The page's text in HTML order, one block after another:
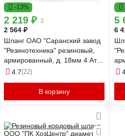
-13%
2 219 ₽
2 564 ₽
Шланг ОАО "Саранский завод
"Резинотехника" резиновый,
армированный, д. 18мм 4 Атм
СзРТ (рукав) поливочный 20м
4.7(22)
В корзину
5
6